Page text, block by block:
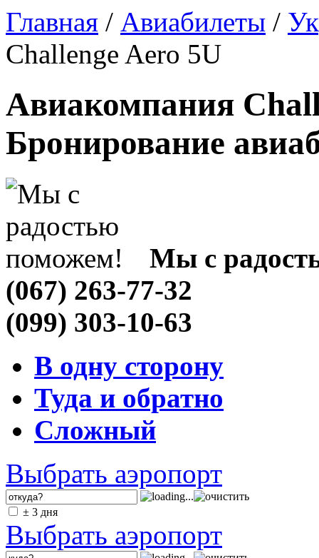
Главная / Авиабилеты /
Challenge Aero 5U
Авиакомпания
Бронирование
Мы с
(067) 263-77-32
(099) 303-10-63
В одну сторону
Туда и обратно
Сложный
Выбрать аэропорт
± 3 дня
Выбрать аэропорт